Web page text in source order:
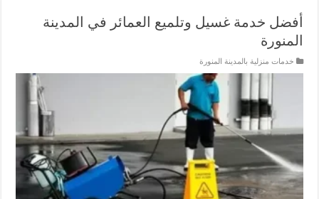
أفضل خدمة غسيل وتلميع العمائر في المدينة
المنورة
خدمات منزلية بالمدينة المنورة